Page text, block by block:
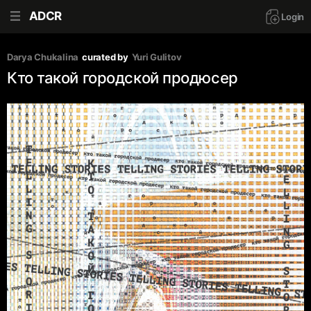
ADCR Login
Darya Chukalina curated by Yuri Gulitov
Кто такой городской продюсер